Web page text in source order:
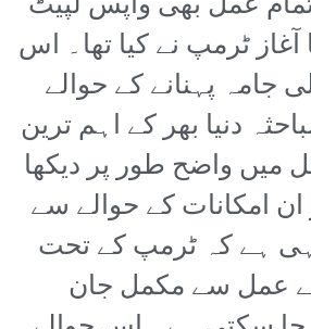
ٹرمپ نے کیا تھا۔ اس
پہنانے کے حوالے
دنیا بھر کے اہم ترین
میں واضح طور پر دیکھا
امکانات کے حوالے سے
ہے کہ ٹرمپ کے تحت
عمل سے مکمل جان